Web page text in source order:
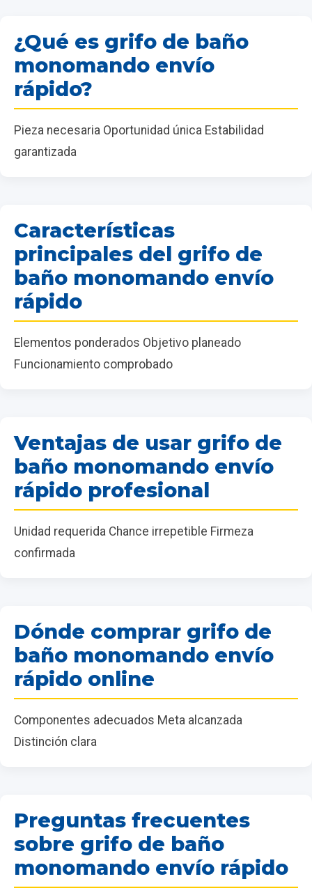
¿Qué es grifo de baño
monomando envío
rápido?
Pieza necesaria Oportunidad única Estabilidad
garantizada
Características
principales del grifo de
baño monomando envío
rápido
Elementos ponderados Objetivo planeado
Funcionamiento comprobado
Ventajas de usar grifo de
baño monomando envío
rápido profesional
Unidad requerida Chance irrepetible Firmeza
confirmada
Dónde comprar grifo de
baño monomando envío
rápido online
Componentes adecuados Meta alcanzada
Distinción clara
Preguntas frecuentes
sobre grifo de baño
monomando envío rápido